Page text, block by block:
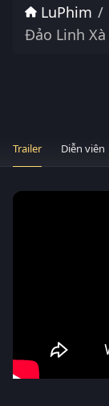
LuPhim
Đảo Linh Xà
Trailer Diễn viên